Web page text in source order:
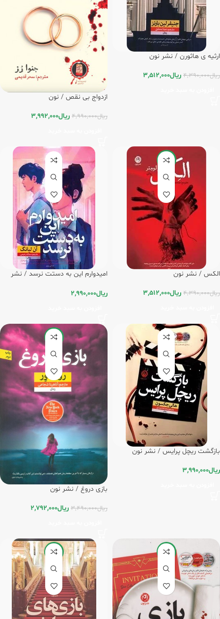
ارثیه ی هاثورن / نشر نون
ریال4,390,000 ریال3,512,000
ازدواج بی نقص / نون
ریال4,990,000 ریال3,992,000
-20%
الکس / نشر نون
ریال4,390,000 ریال3,512,000
امیدوارم این به دستت نرسد / نشر
ریال2,990,000
بازگشت ریچل پرایس / نشر نون
ریال3,990,000
-20%
بازی دروغ / نشر نون
ریال3,490,000 ریال2,792,000
-20%
-20%